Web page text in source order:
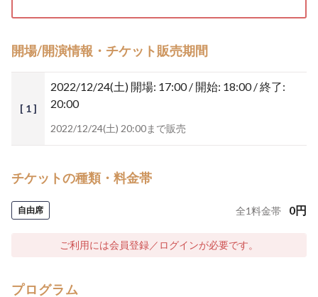
開場/開演情報・チケット販売期間
[ 1 ]
2022/12/24(土) 開場: 17:00 / 開始: 18:00 / 終了:
20:00
2022/12/24(土) 20:00まで販売
チケットの種類・料金帯
自由席 全1料金帯 0円
ご利用には会員登録／ログインが必要です。
プログラム